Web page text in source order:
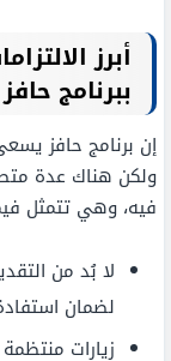
أبرز
ببرنامج حافز
إن برنامج حافز
ولكن هناك عدة
فيه، وهي تتمثل
لا بُد من
لضمان
زيارات